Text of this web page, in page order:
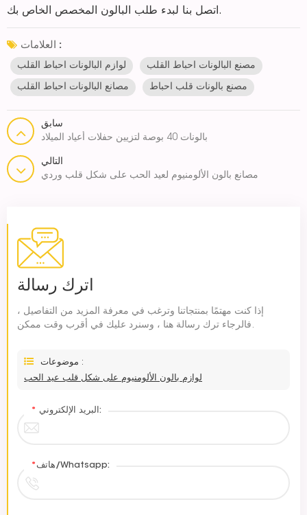
اتصل بنا لبدء طلب البالون المخصص الخاص بك.
العلامات :
لوازم البالونات احباط القلب مصنع البالونات احباط القلب
مصانع البالونات احباط القلب مصنع بالونات قلب احباط
سابق
بالونات 40 بوصة لتزيين حفلات أعياد الميلاد
التالي
مصانع بالون الألومنيوم لعيد الحب على شكل قلب وردي
اترك رسالة
إذا كنت مهتمًا بمنتجاتنا وترغب في معرفة المزيد من التفاصيل ،
فالرجاء ترك رسالة هنا ، وسنرد عليك في أقرب وقت ممكن.
موضوعات :
لوازم بالون الألومنيوم على شكل قلب عيد الحب
* البريد الإلكتروني:
* هاتف/Whatsapp: